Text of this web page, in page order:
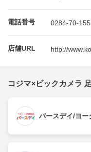
電話番号 0284-70-
店舗URL http://
コジマ×ビックカメラ
バースデイ/ヨー